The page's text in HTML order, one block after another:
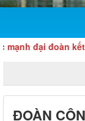
đoàn kết toàn
ĐOÀN